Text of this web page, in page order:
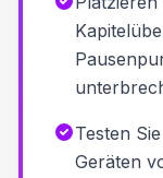
Testen
Geräten